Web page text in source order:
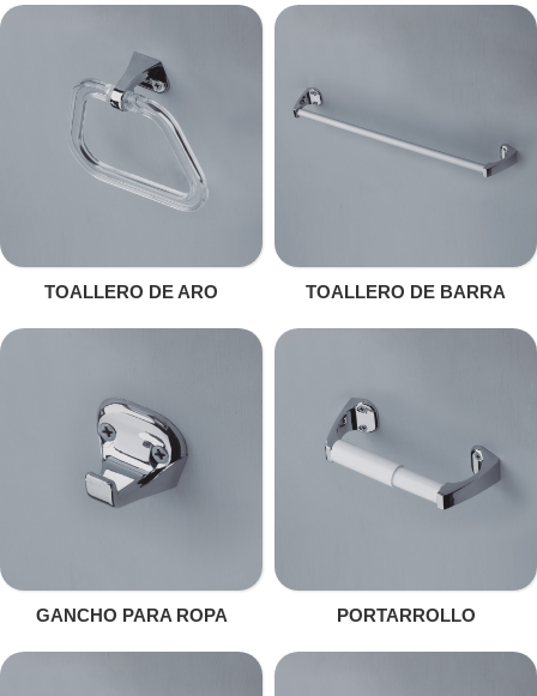
TOALLERO DE ARO TOALLERO DE BARRA
GANCHO PARA ROPA PORTARROLLO